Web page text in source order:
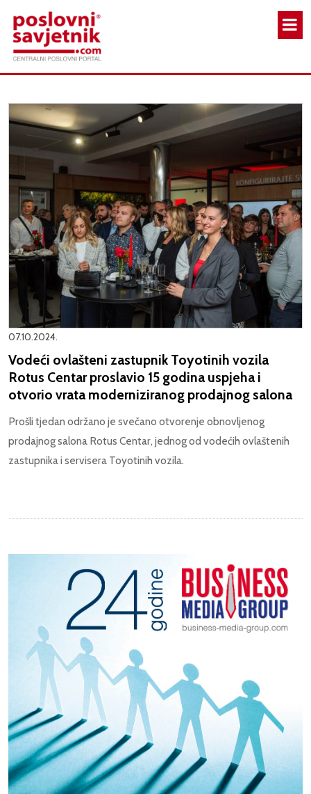
07.10.2024.
Vodeći ovlašteni zastupnik Toyotinih vozila
Rotus Centar proslavio 15 godina uspjeha i
otvorio vrata moderniziranog prodajnog salona
Prošli tjedan održano je svečano otvorenje obnovljenog
prodajnog salona Rotus Centar, jednog od vodećih ovlaštenih
zastupnika i servisera Toyotinih vozila.